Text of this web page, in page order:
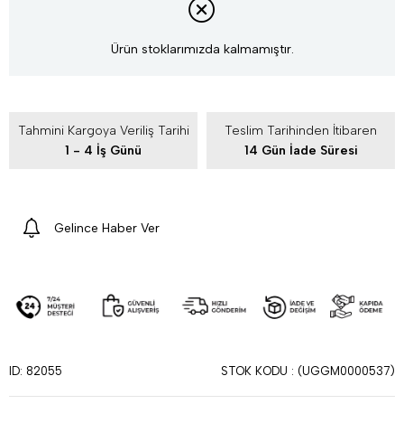
Ürün stoklarımızda kalmamıştır.
Tahmini Kargoya Veriliş Tarihi
1 - 4 İş Günü
Teslim Tarihinden İtibaren
14 Gün İade Süresi
Gelince Haber Ver
ID: 82055 STOK KODU (UGGM0000537)